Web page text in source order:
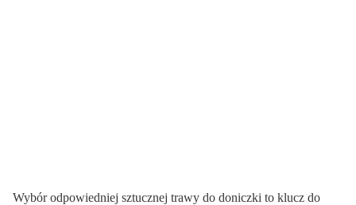
Wybór odpowiedniej sztucznej trawy do doniczki to klucz do